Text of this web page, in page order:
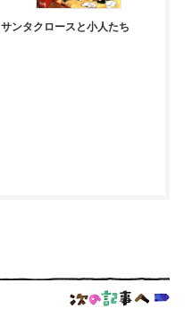
サンタクロースと小人たち